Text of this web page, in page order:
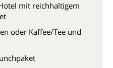
mit reichhaltigem
oder Kaffee/Tee und